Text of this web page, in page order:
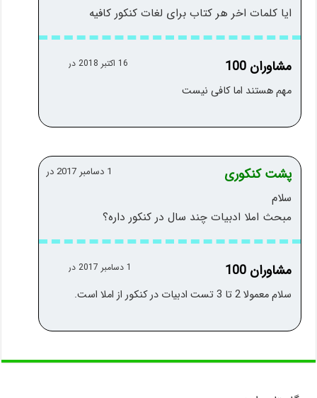
ایا کلمات اخر هر کتاب برای لغات کنکور کافیه
مشاوران 100 16 اکتبر 2018 در
مهم هستند اما کافی نیست
پشت کنکوری 1 دسامبر 2017 در
سلام
مبحث املا ادبیات چند سال در کنکور داره؟
مشاوران 100 1 دسامبر 2017 در
سلام معمولا 2 تا 3 تست ادبیات در کنکور از املا است.